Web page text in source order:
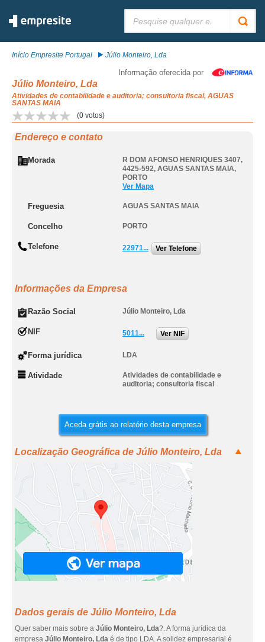
Início Empresite Portugal Júlio Monteiro, Lda
Informação oferecida por
Júlio Monteiro, Lda
Atividades de contabilidade e auditoria; consultoria fiscal, AGUAS
SANTAS MAIA
(0 votos)
Endereço e contato
Morada
R DOM AFONSO HENRIQUES 3407,
4425-592, AGUAS SANTAS MAIA,
PORTO
Ver Mapa
Freguesia AGUAS SANTAS MAIA
Concelho PORTO
Telefone 22971... Ver Telefone
Informações da Empresa
Razão Social Júlio Monteiro, Lda
NIF 5011... Ver NIF
Forma jurídica LDA
Atividade
Atividades de contabilidade e
auditoria; consultoria fiscal
Aceda grátis ao relatório desta empresa
Localização Geográfica de Júlio Monteiro, Lda
Dados gerais de Júlio Monteiro, Lda
Quer saber mais sobre a Júlio Monteiro, Lda?. A forma jurídica da
empresa Júlio Monteiro, Lda é de tipo LDA. A solidez empresarial é